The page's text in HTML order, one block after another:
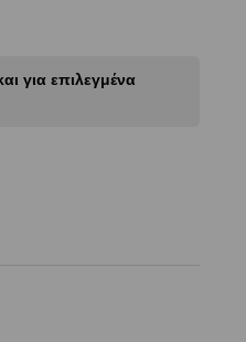
για επιλεγμένα